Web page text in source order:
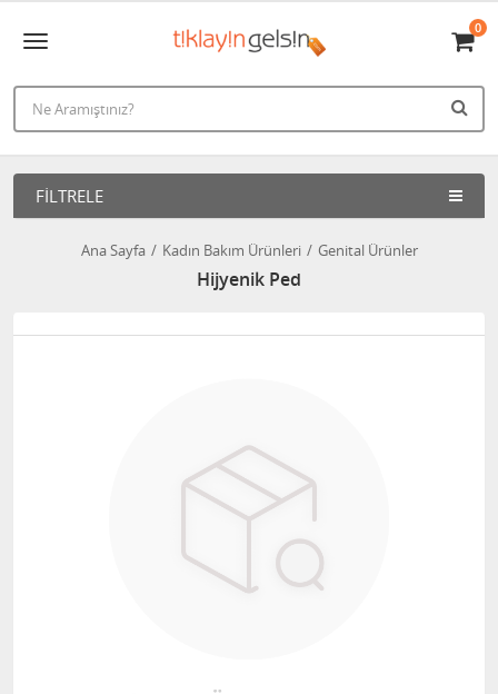
0
FILTRELE
Ana Sayfa Kadın Bakım Ürünleri Genital Ürünler
Hijyenik Ped